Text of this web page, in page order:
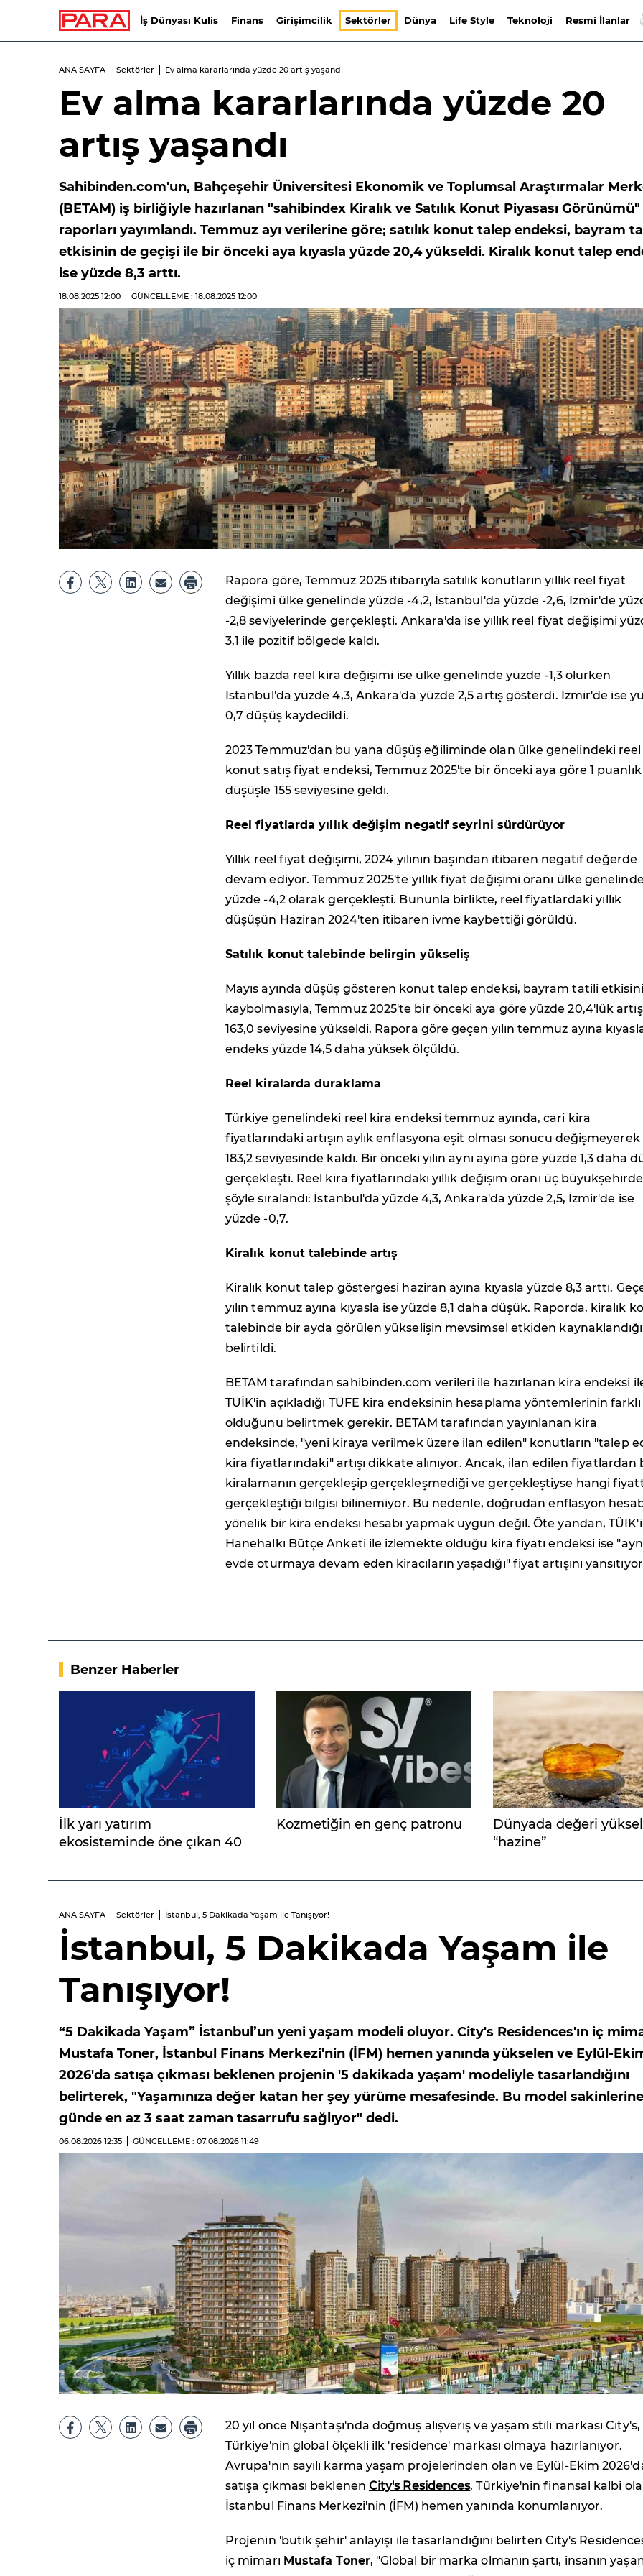
İş Dünyası Kulis Finans Girişimcilik Sektörler Dünya Life Style Teknoloji Resmi İlanlar
ANA SAYFA Sektörler Ev alma kararlarında yüzde 20 artış yaşandı
Ev alma kararlarında yüzde 20
artış yaşandı
Sahibinden.com'un, Bahçeşehir Üniversitesi Ekonomik ve Toplumsal Araştırmalar
(BETAM) iş birliğiyle hazırlanan "sahibindex Kiralık ve Satılık Konut Piyasası Görünümü"
raporları yayımlandı. Temmuz ayı verilerine göre; satılık konut talep endeksi, bayram
etkisinin de geçişi ile bir önceki aya kıyasla yüzde 20,4 yükseldi. Kiralık konut talep
ise yüzde 8,3 arttı.
18.08.2025 12:00 GÜNCELLEME : 18.08.2025 12:00
Rapora göre, Temmuz 2025 itibarıyla satılık konutların yıllık reel fiyat
değişimi ülke genelinde yüzde -4,2, İstanbul'da yüzde -2,6, İzmir'de
-2,8 seviyelerinde gerçekleşti. Ankara'da ise yıllık reel fiyat değişimi
3,1 ile pozitif bölgede kaldı.
Yıllık bazda reel kira değişimi ise ülke genelinde yüzde -1,3 olurken
İstanbul'da yüzde 4,3, Ankara'da yüzde 2,5 artış gösterdi. İzmir'de ise
0,7 düşüş kaydedildi.
2023 Temmuz'dan bu yana düşüş eğiliminde olan ülke genelindeki reel
konut satış fiyat endeksi, Temmuz 2025'te bir önceki aya göre 1 puanlık
düşüşle 155 seviyesine geldi.
Reel fiyatlarda yıllık değişim negatif seyrini sürdürüyor
Yıllık reel fiyat değişimi, 2024 yılının başından itibaren negatif değerde
devam ediyor. Temmuz 2025'te yıllık fiyat değişimi oranı ülke genelinde
yüzde -4,2 olarak gerçekleşti. Bununla birlikte, reel fiyatlardaki yıllık
düşüşün Haziran 2024'ten itibaren ivme kaybettiği görüldü.
Satılık konut talebinde belirgin yükseliş
Mayıs ayında düşüş gösteren konut talep endeksi, bayram tatili
kaybolmasıyla, Temmuz 2025'te bir önceki aya göre yüzde 20,4'lük
163,0 seviyesine yükseldi. Rapora göre geçen yılın temmuz ayına
endeks yüzde 14,5 daha yüksek ölçüldü.
Reel kiralarda duraklama
Türkiye genelindeki reel kira endeksi temmuz ayında, cari kira
fiyatlarındaki artışın aylık enflasyona eşit olması sonucu değişmeyerek
183,2 seviyesinde kaldı. Bir önceki yılın aynı ayına göre yüzde 1,3 daha
gerçekleşti. Reel kira fiyatlarındaki yıllık değişim oranı üç büyükşehirde
şöyle sıralandı: İstanbul'da yüzde 4,3, Ankara'da yüzde 2,5, İzmir'de ise
yüzde -0,7.
Kiralık konut talebinde artış
Kiralık konut talep göstergesi haziran ayına kıyasla yüzde 8,3 arttı.
yılın temmuz ayına kıyasla ise yüzde 8,1 daha düşük. Raporda, kiralık
talebinde bir ayda görülen yükselişin mevsimsel etkiden kaynaklandığı
belirtildi.
BETAM tarafından sahibinden.com verileri ile hazırlanan kira endeksi
TÜİK'in açıkladığı TÜFE kira endeksinin hesaplama yöntemlerinin farklı
olduğunu belirtmek gerekir. BETAM tarafından yayınlanan kira
endeksinde, "yeni kiraya verilmek üzere ilan edilen" konutların "talep
kira fiyatlarındaki" artışı dikkate alınıyor. Ancak, ilan edilen fiyatlardan
kiralamanın gerçekleşip gerçekleşmediği ve gerçekleştiyse hangi
gerçekleştiği bilgisi bilinemiyor. Bu nedenle, doğrudan enflasyon
yönelik bir kira endeksi hesabı yapmak uygun değil. Öte yandan,
Hanehalkı Bütçe Anketi ile izlemekte olduğu kira fiyatı endeksi ise
evde oturmaya devam eden kiracıların yaşadığı" fiyat artışını
Benzer Haberler
İlk yarı yatırım
ekosisteminde öne çıkan 40
Kozmetiğin en genç patronu
Dünyada değeri
“hazine”
ANA SAYFA Sektörler İstanbul, 5 Dakikada Yaşam ile Tanışıyor!
İstanbul, 5 Dakikada Yaşam ile
Tanışıyor!
“5 Dakikada Yaşam” İstanbul’un yeni yaşam modeli oluyor. City's Residences'ın iç
Mustafa Toner, İstanbul Finans Merkezi'nin (İFM) hemen yanında yükselen ve Eylül-
2026'da satışa çıkması beklenen projenin '5 dakikada yaşam' modeliyle tasarlandığını
belirterek, "Yaşamınıza değer katan her şey yürüme mesafesinde. Bu model sakinlerine
günde en az 3 saat zaman tasarrufu sağlıyor" dedi.
06.08.2026 12:35 GÜNCELLEME : 07.08.2026 11:49
20 yıl önce Nişantaşı'nda doğmuş alışveriş ve yaşam stili markası City's,
Türkiye'nin global ölçekli ilk 'residence' markası olmaya hazırlanıyor.
Avrupa'nın sayılı karma yaşam projelerinden olan ve Eylül-Ekim
satışa çıkması beklenen City's Residences, Türkiye'nin finansal kalbi
İstanbul Finans Merkezi'nin (İFM) hemen yanında konumlanıyor.
Projenin 'butik şehir' anlayışı ile tasarlandığını belirten City's
iç mimarı Mustafa Toner, "Global bir marka olmanın şartı, insanın